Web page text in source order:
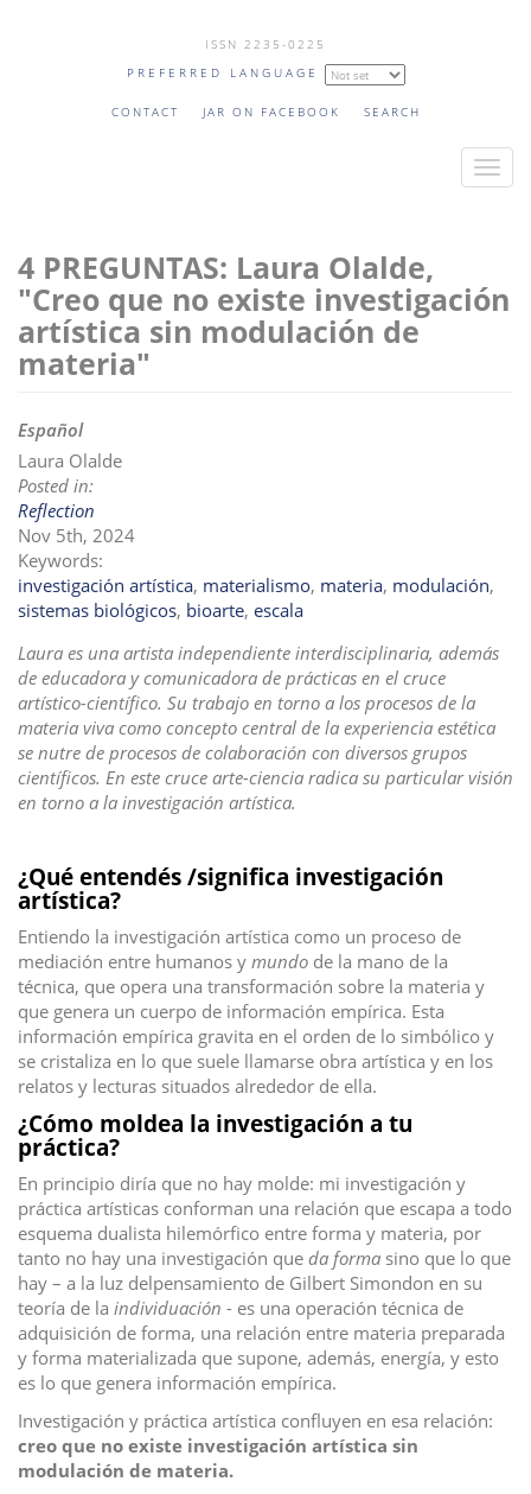
ISSN 2235-0225
PREFERRED LANGUAGE
CONTACT JAR ON FACEBOOK SEARCH
T
l
e
o
4 PREGUNTAS: Laura Olalde,
"Creo que no existe investigación
artística sin modulación de
materia"
Español
Laura Olalde
Posted in:
Reflection
Nov 5th, 2024
Keywords:
investigación artística, materialismo, materia, modulación,
sistemas biológicos, bioarte, escala
Laura es una artista independiente interdisciplinaria, además
de educadora y comunicadora de prácticas en el cruce
artístico-científico. Su trabajo en torno a los procesos de la
materia viva como concepto central de la experiencia estética
se nutre de procesos de colaboración con diversos grupos
científicos. En este cruce arte-ciencia radica su particular visión
en torno a la investigación artística.
¿Qué entendés /significa investigación
artística?
Entiendo la investigación artística como un proceso de
mediación entre humanos y mundo de la mano de la
técnica, que opera una transformación sobre la materia y
que genera un cuerpo de información empírica. Esta
información empírica gravita en el orden de lo simbólico y
se cristaliza en lo que suele llamarse obra artística y en los
relatos y lecturas situados alrededor de ella.
¿Cómo moldea la investigación a tu
práctica?
En principio diría que no hay molde: mi investigación y
práctica artísticas conforman una relación que escapa a todo
esquema dualista hilemórfico entre forma y materia, por
tanto no hay una investigación que da forma sino que lo que
hay – a la luz delpensamiento de Gilbert Simondon en su
teoría de la individuación - es una operación técnica de
adquisición de forma, una relación entre materia preparada
y forma materializada que supone, además, energía, y esto
es lo que genera información empírica.
Investigación y práctica artística confluyen en esa relación:
creo que no existe investigación artística sin
modulación de materia.